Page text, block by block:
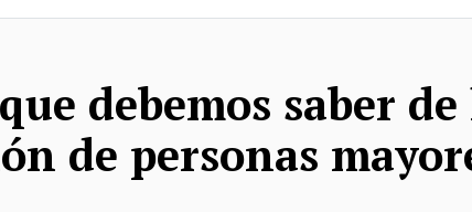
debemos saber
de personas